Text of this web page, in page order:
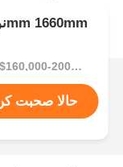
قیمت：US $160,000-200,000/Set (Reference FOB Price)
حالا صحبت